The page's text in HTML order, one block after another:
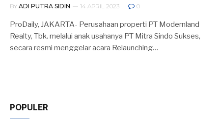
BY ADI PUTRA SIDIN 14 APRIL 2023 0
ProDaily, JAKARTA- Perusahaan properti PT Modernland
Realty, Tbk. melalui anak usahanya PT Mitra Sindo Sukses,
secara resmi menggelar acara Relaunching…
POPULER